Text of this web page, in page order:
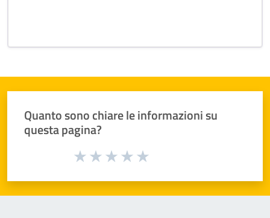
Quanto sono chiare le informazioni su
questa pagina?
Valuta da 1 a 5 stelle la pagina